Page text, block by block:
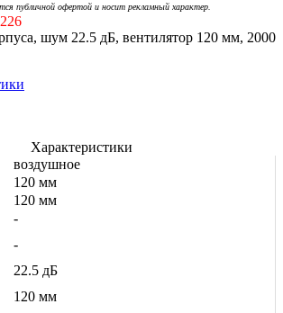
публичной офертой и носит рекламный характер.
шум 22.5 дБ, вентилятор 120 мм, 2000
Характеристики
воздушное
120 мм
120 мм
-
-
22.5 дБ
120 мм